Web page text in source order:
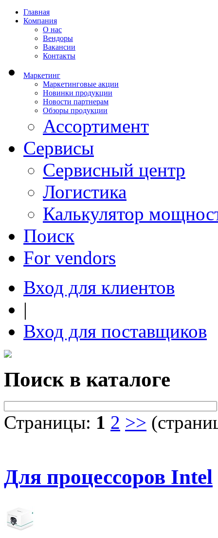
Главная
Компания
О нас
Вендоры
Вакансии
Контакты
Маркетинг
Маркетинговые акции
Новинки продукции
Новости партнерам
Обзоры продукции
Ассортимент
Сервисы
Сервисный центр
Логистика
Калькулятор
Поиск
For vendors
Вход для клиентов
|
Вход для поставщиков
Поиск в каталоге
Страницы: 1 2 >>
Для процессоров Intel